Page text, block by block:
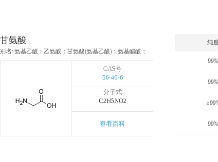
甘氨酸
别名: 氨基乙酸；乙氨酸；甘氨酸(氨基乙酸)；氨基醋酸；氨基乙酸(医药级)；甘氨酸(医药级)；胶糖；氨基乙酸 食品级
CAS号
56-40-6
分子式
C2H5NO2
查看百科
纯
99%
99%
99%